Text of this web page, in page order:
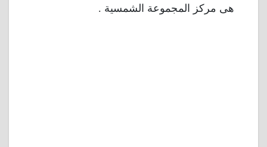
هى مركز المجموعة الشمسية .